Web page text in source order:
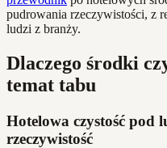
pudrowania rzeczywistości, z
ludzi z branży.
Dlaczego środki
temat tabu
Hotelowa czystość pod
rzeczywistość